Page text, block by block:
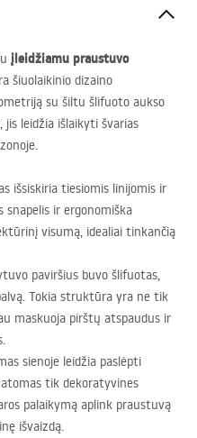
įleidžiamu praustuvo
šiuolaikinio dizaino
su šiltu šlifuoto aukso
leidžia išlaikyti švarias
išsiskiria tiesiomis linijomis ir
snapelis ir ergonomiška
visumą, idealiai tinkančią
paviršius buvo šlifuotas,
Tokia struktūra yra ne tik
maskuoja pirštų atspaudus ir
sienoje leidžia paslėpti
tik dekoratyvines
palaikymą aplink praustuvą
išvaizdą.